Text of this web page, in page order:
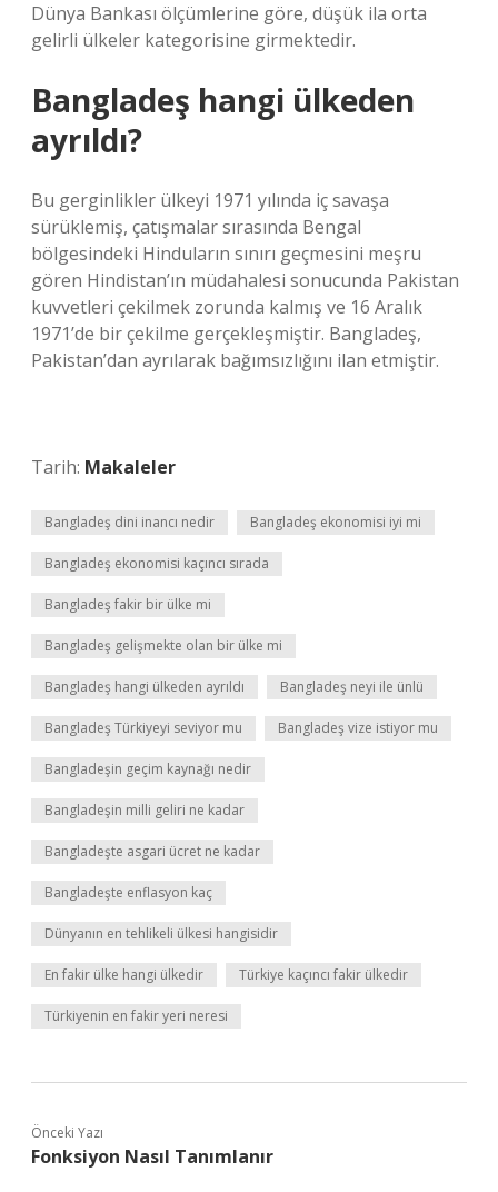
Dünya Bankası ölçümlerine göre, düşük ila orta
gelirli ülkeler kategorisine girmektedir.
Bangladeş hangi ülkeden
ayrıldı?
Bu gerginlikler ülkeyi 1971 yılında iç savaşa
sürüklemiş, çatışmalar sırasında Bengal
bölgesindeki Hinduların sınırı geçmesini meşru
gören Hindistan’ın müdahalesi sonucunda Pakistan
kuvvetleri çekilmek zorunda kalmış ve 16 Aralık
1971’de bir çekilme gerçekleşmiştir. Bangladeş,
Pakistan’dan ayrılarak bağımsızlığını ilan etmiştir.
Tarih: Makaleler
Bangladeş dini inancı nedir Bangladeş ekonomisi iyi mi
Bangladeş ekonomisi kaçıncı sırada
Bangladeş fakir bir ülke mi
Bangladeş gelişmekte olan bir ülke mi
Bangladeş hangi ülkeden ayrıldı Bangladeş neyi ile ünlü
Bangladeş Türkiyeyi seviyor mu Bangladeş vize istiyor mu
Bangladeşin geçim kaynağı nedir
Bangladeşin milli geliri ne kadar
Bangladeşte asgari ücret ne kadar
Bangladeşte enflasyon kaç
Dünyanın en tehlikeli ülkesi hangisidir
En fakir ülke hangi ülkedir Türkiye kaçıncı fakir ülkedir
Türkiyenin en fakir yeri neresi
Önceki Yazı
Fonksiyon Nasıl Tanımlanır